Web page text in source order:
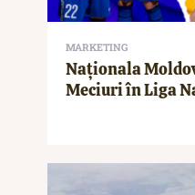
MARKETING
Naționala
Meciuri în Liga